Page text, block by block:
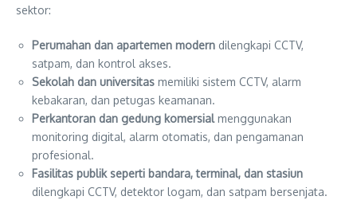
sektor:
Perumahan dan apartemen modern dilengkapi CCTV,
satpam, dan kontrol akses.
Sekolah dan universitas memiliki sistem CCTV, alarm
kebakaran, dan petugas keamanan.
Perkantoran dan gedung komersialmenggunakan
monitoring digital, alarm otomatis, dan pengamanan
profesional.
Fasilitas publik seperti bandara, terminal, dan stasiun
dilengkapi CCTV, detektor logam, dan satpam bersenjata.